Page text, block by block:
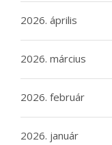
2026. április
2026. március
2026. február
2026. január